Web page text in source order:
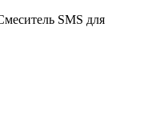
SMS для